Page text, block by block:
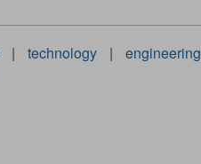
| technology | engineering